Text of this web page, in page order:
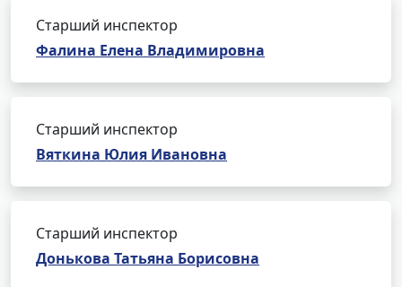
Старший инспектор
Фалина Елена Владимировна
Старший инспектор
Вяткина Юлия Ивановна
Старший инспектор
Донькова Татьяна Борисовна